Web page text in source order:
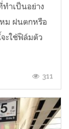
ทำเป็นอย่าง
ม ฝนตกหรือ
ะใช้ฟิล์มตัว
311